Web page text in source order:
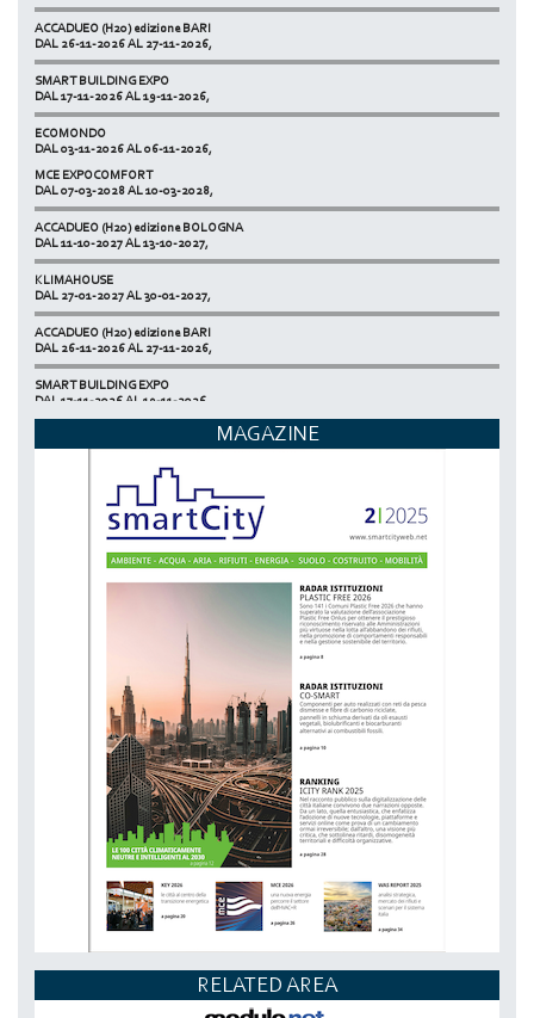
ACCADUEO (H20) edizione BARI
DAL 26-11-2026 AL 27-11-2026,
SMART BUILDING EXPO
DAL 17-11-2026 AL 19-11-2026,
ECOMONDO
DAL 03-11-2026 AL 06-11-2026,
NETZERO MILAN - EXPO SUMMIT
DAL 20-10-2026 AL 22-10-2026,
MCE EXPOCOMFORT
DAL 07-03-2028 AL 10-03-2028,
ACCADUEO (H20) edizione BOLOGNA
DAL 11-10-2027 AL 13-10-2027,
KLIMAHOUSE
DAL 27-01-2027 AL 30-01-2027,
ACCADUEO (H20) edizione BARI
DAL 26-11-2026 AL 27-11-2026,
SMART BUILDING EXPO
DAL 17-11-2026 AL 19-11-2026,
DAL 03-11-2026 AL 06-11-2026,
NETZERO MILAN - EXPO SUMMIT
DAL 20-10-2026 AL 22-10-2026,
MAGAZINE
RELATED AREA